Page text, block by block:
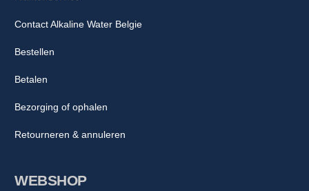
WEBSHOP
Contact Alkaline Water Belgie
Bestellen
Betalen
Bezorging of ophalen
Retourneren & annuleren